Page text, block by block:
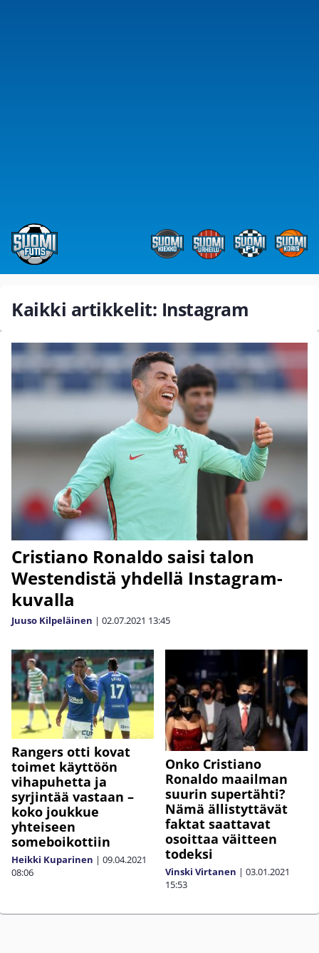
Kaikki artikkelit: Instagram
Cristiano Ronaldo saisi talon
Westendistä yhdellä Instagram-
kuvalla
Juuso Kilpeläinen | 02.07.2021 13:45
Rangers otti kovat
toimet käyttöön
vihapuhetta ja
syrjintää vastaan –
koko joukkue
yhteiseen
someboikottiin
Heikki Kuparinen | 09.04.2021
08:06
Onko Cristiano
Ronaldo maailman
suurin supertähti?
Nämä ällistyttävät
faktat saattavat
osoittaa väitteen
todeksi
Vinski Virtanen | 03.01.2021
15:53